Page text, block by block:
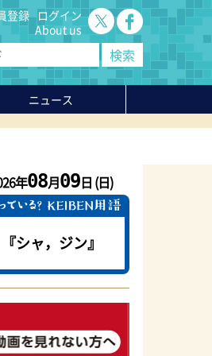
登録 ログイン
About us
ニュース
年08月09日 (日)
『シャ，ジン』